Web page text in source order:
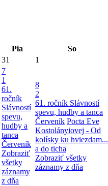
Pia So
31 1
7
1
61.
ročník
Slávností
spevu,
hudby a
tanca
Červeník
Zobraziť
všetky
záznamy
z dňa
8
2
61. ročník Slávností
spevu, hudby a tanca
Červeník Pocta Eve
Kostolányiovej - Od
kolísky ku hviezdam...
a do ticha
Zobraziť všetky
záznamy z dňa